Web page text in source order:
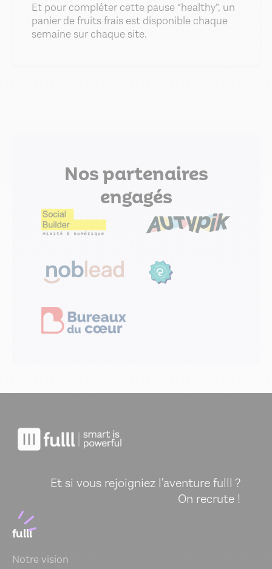
Et pour compléter cette pause “healthy”, un
panier de fruits frais est disponible chaque
semaine sur chaque site.
Nospartenaires
engagés
Et si vous rejoigniez l'aventure fulll ?
On recrute !
fulll
Notre vision